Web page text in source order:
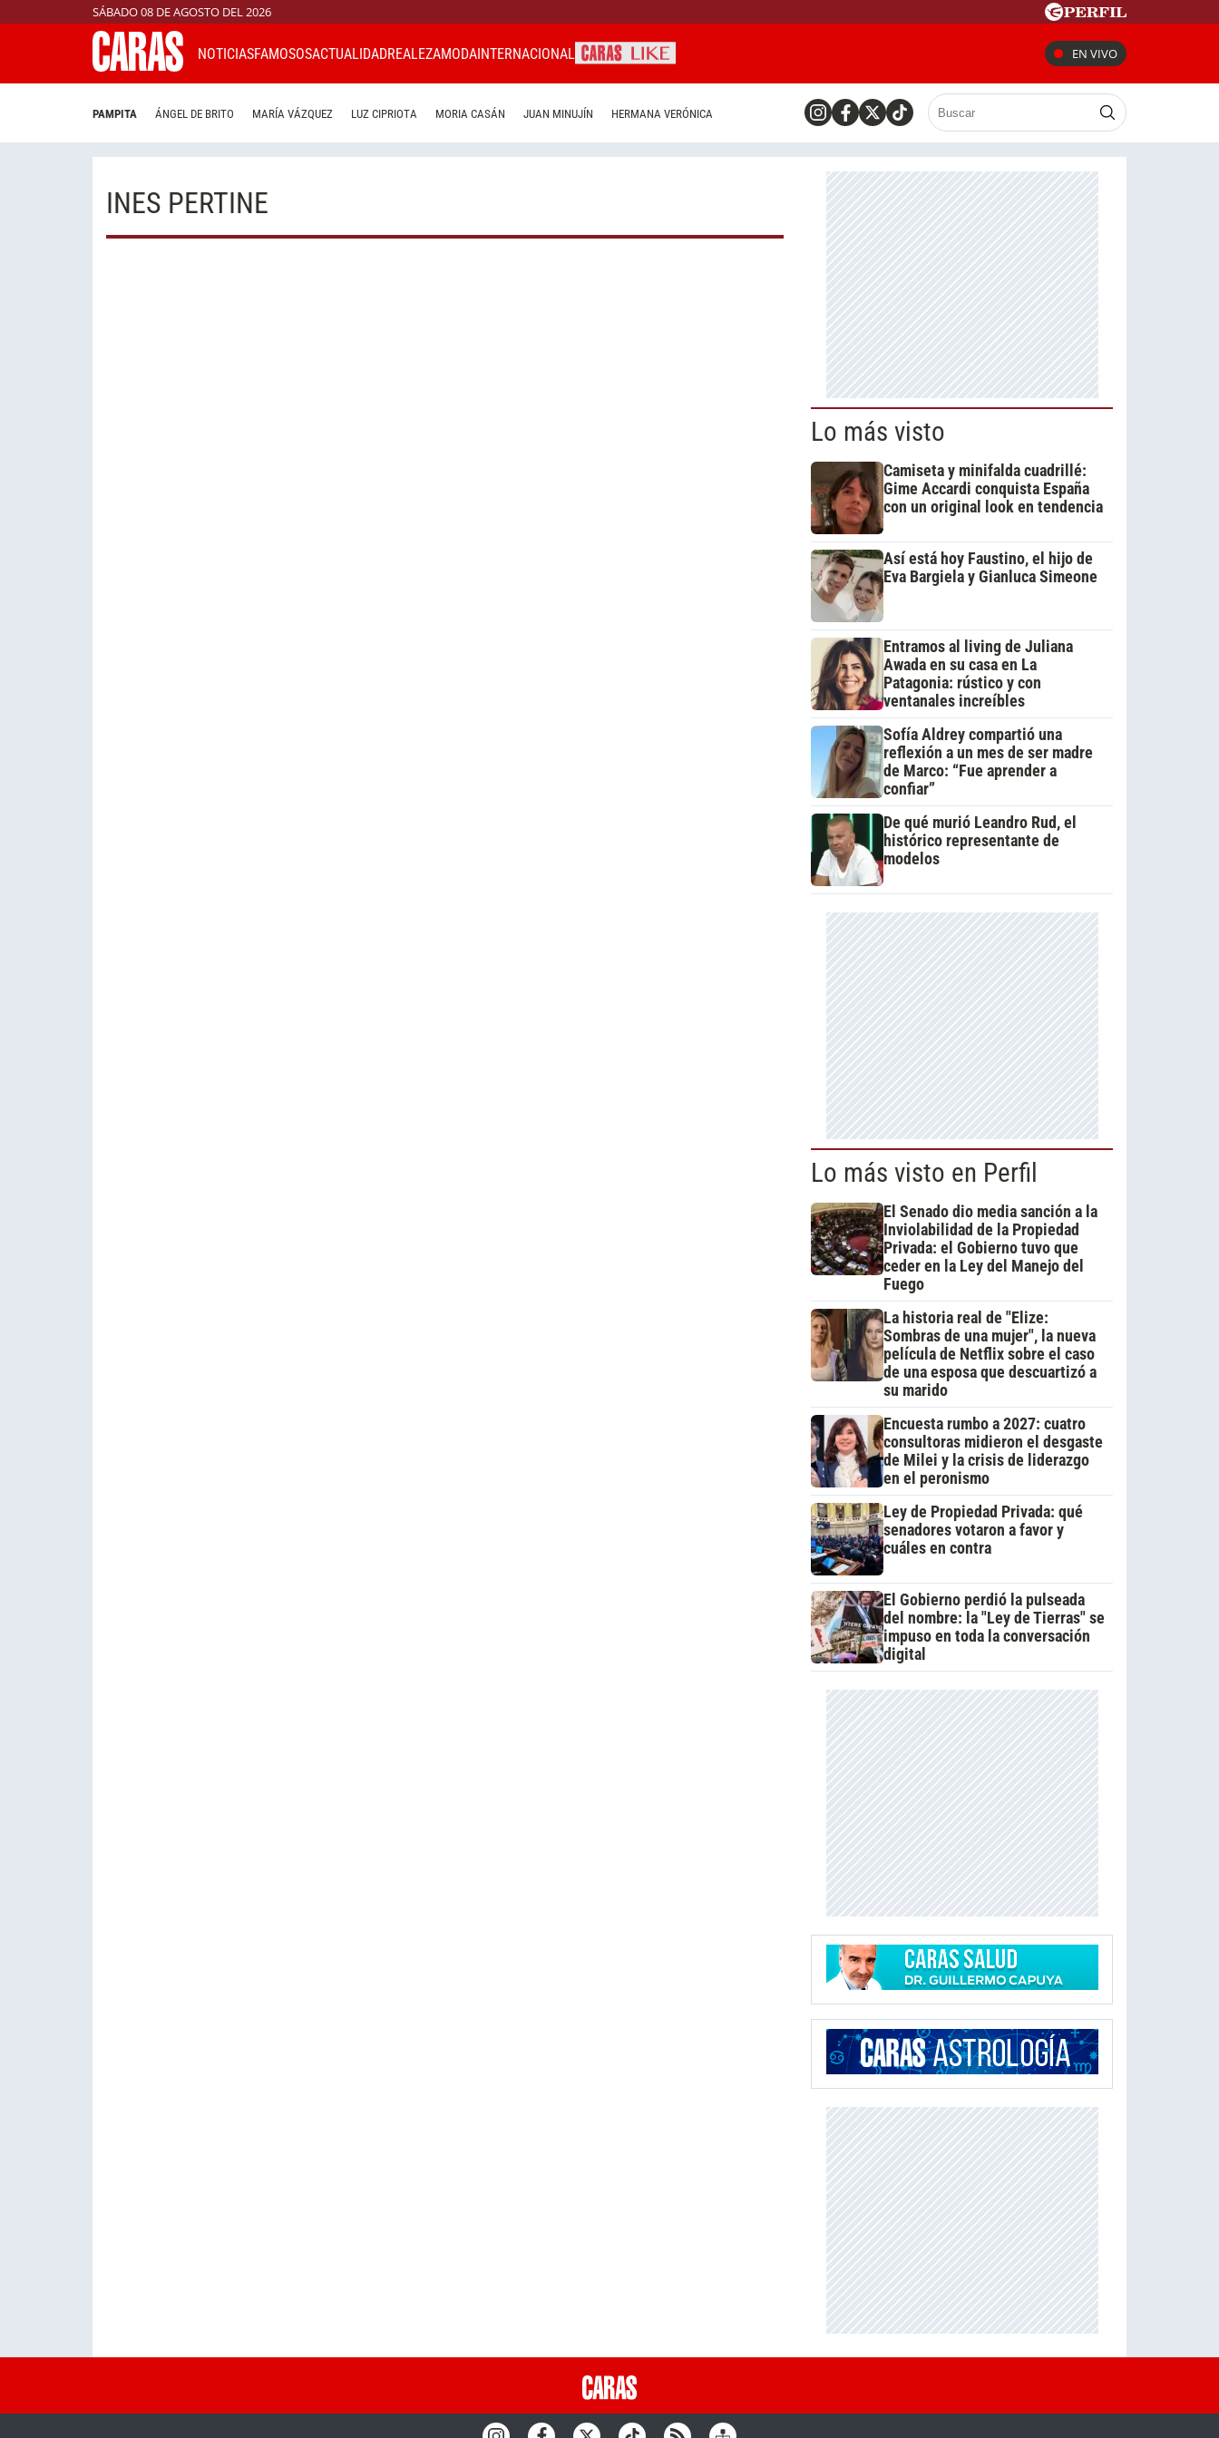
SÁBADO 08 DE AGOSTO DEL 2026
NOTICIASFAMOSOSACTUALIDADREALEZAMODAINTERNACIONAL EN VIVO
PAMPITA ÁNGEL DE BRITO MARÍA VÁZQUEZ LUZ CIPRIOTA MORIA CASÁN JUAN MINUJÍN HERMANA VERÓNICA
INES PERTINE
Lo más visto
Camiseta y minifalda cuadrillé:
Gime Accardi conquista España
con un original look en tendencia
Así está hoy Faustino, el hijo de
Eva Bargiela y Gianluca Simeone
Entramos al living de Juliana
Awada en su casa en La
Patagonia: rústico y con
ventanales increíbles
Sofía Aldrey compartió una
reflexión a un mes de ser madre
de Marco: “Fue aprender a
confiar”
De qué murió Leandro Rud, el
histórico representante de
modelos
Lo más visto en Perfil
El Senado dio media sanción a la
Inviolabilidad de la Propiedad
Privada: el Gobierno tuvo que
ceder en la Ley del Manejo del
Fuego
La historia real de "Elize:
Sombras de una mujer", la nueva
película de Netflix sobre el caso
de una esposa que descuartizó a
su marido
Encuesta rumbo a 2027: cuatro
consultoras midieron el desgaste
de Milei y la crisis de liderazgo
en el peronismo
Ley de Propiedad Privada: qué
senadores votaron a favor y
cuáles en contra
El Gobierno perdió la pulseada
del nombre: la "Ley de Tierras" se
impuso en toda la conversación
digital